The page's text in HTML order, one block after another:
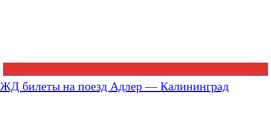
ЖД билеты на поезд Адлер — Калининград